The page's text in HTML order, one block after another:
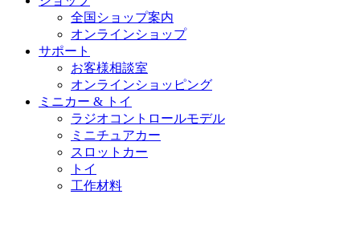
全国ショップ案内
オンラインショップ
サポート
お客様相談室
オンラインショッピング
ミニカー & トイ
ラジオコントロールモデル
ミニチュアカー
スロットカー
トイ
工作材料